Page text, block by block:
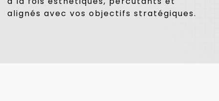
alignés avec vos objectifs stratégiques.